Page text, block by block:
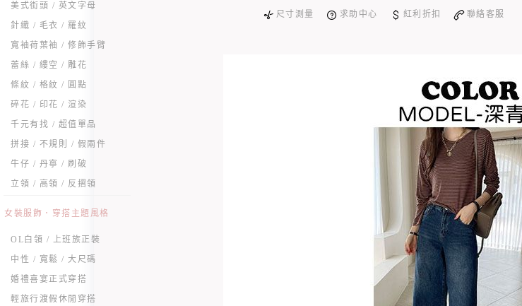
美式街頭 / 英文字母
針織 / 毛衣 / 羅紋
寬袖荷葉袖 / 修飾手臂
蕾絲 / 縷空 / 雕花
條紋 / 格紋 / 圓點
碎花 / 印花 / 渲染
千元有找 / 超值單品
拼接 / 不規則 / 假兩件
牛仔 / 丹寧 / 刷破
立領 / 高領 / 反摺領
女裝服飾．穿搭主題風格
OL白領 / 上班族正裝
中性 / 寬鬆 / 大尺碼
婚禮喜宴正式穿搭
輕旅行渡假休閒穿搭
尺寸測量 求助中心 紅利折扣 聯絡客服